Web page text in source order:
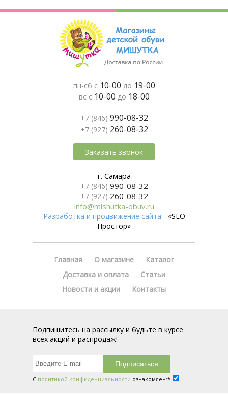
пн-сб с 10-00 до 19-00
вс с 10-00 до 18-00
+7 (846) 990-08-32
+7 (927) 260-08-32
Заказать звонок
г. Самара
+7 (846) 990-08-32
+7 (927) 260-08-32
info@mishutka-obuv.ru
Разработка и продвижение сайта - «SEO
Простор»
Главная О магазине
Каталог
Доставка и оплата
Статьи
Новости и акции
Контакты
Подпишитесь на рассылку и будьте в курсе
всех акций и распродаж!
С политикой конфиденциальности ознакомлен:*